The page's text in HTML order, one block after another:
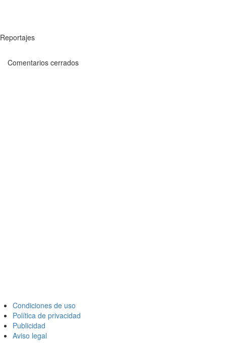
Reportajes
Comentarios cerrados
Condiciones de uso
Política de privacidad
Publicidad
Aviso legal